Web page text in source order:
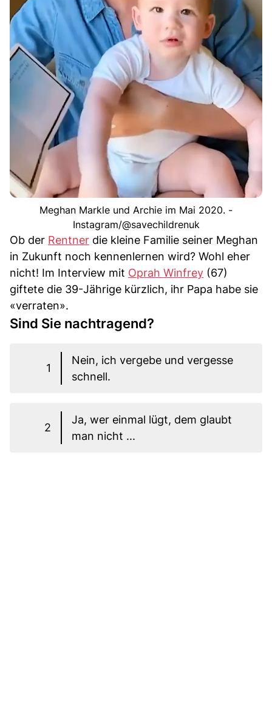
Meghan Markle und Archie im Mai 2020. -
Instagram/@savechildrenuk
Ob der Rentner die kleine Familie seiner Meghan
in Zukunft noch kennenlernen wird? Wohl eher
nicht! Im Interview mit Oprah Winfrey (67)
giftete die 39-Jährige kürzlich, ihr Papa habe sie
«verraten».
Sind Sie nachtragend?
1
Nein, ich vergebe und vergesse
schnell.
2
Ja, wer einmal lügt, dem glaubt
man nicht ...